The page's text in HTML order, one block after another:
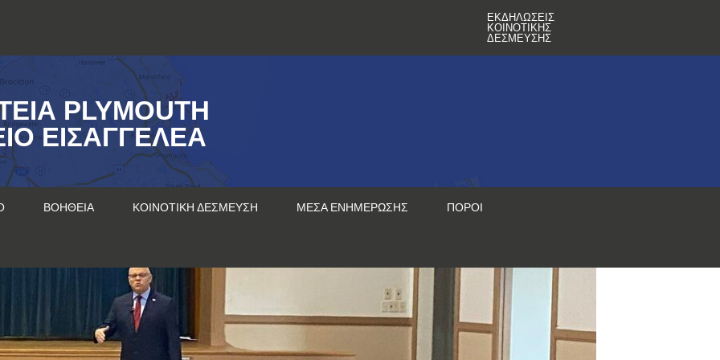
ΕΚΔΗΛΏΣΕΙΣ
ΚΟΙΝΟΤΙΚΉΣ
ΔΈΣΜΕΥΣΗΣ
PLYMOUTH
ΕΙΣΑΓΓΕΛΈΑ
ΒΟΉΘΕΙΑ ΚΟΙΝΟΤΙΚΉ ΔΈΣΜΕΥΣΗ ΜΈΣΑ ΕΝΗΜΈΡΩΣΗΣ ΠΌΡΟΙ